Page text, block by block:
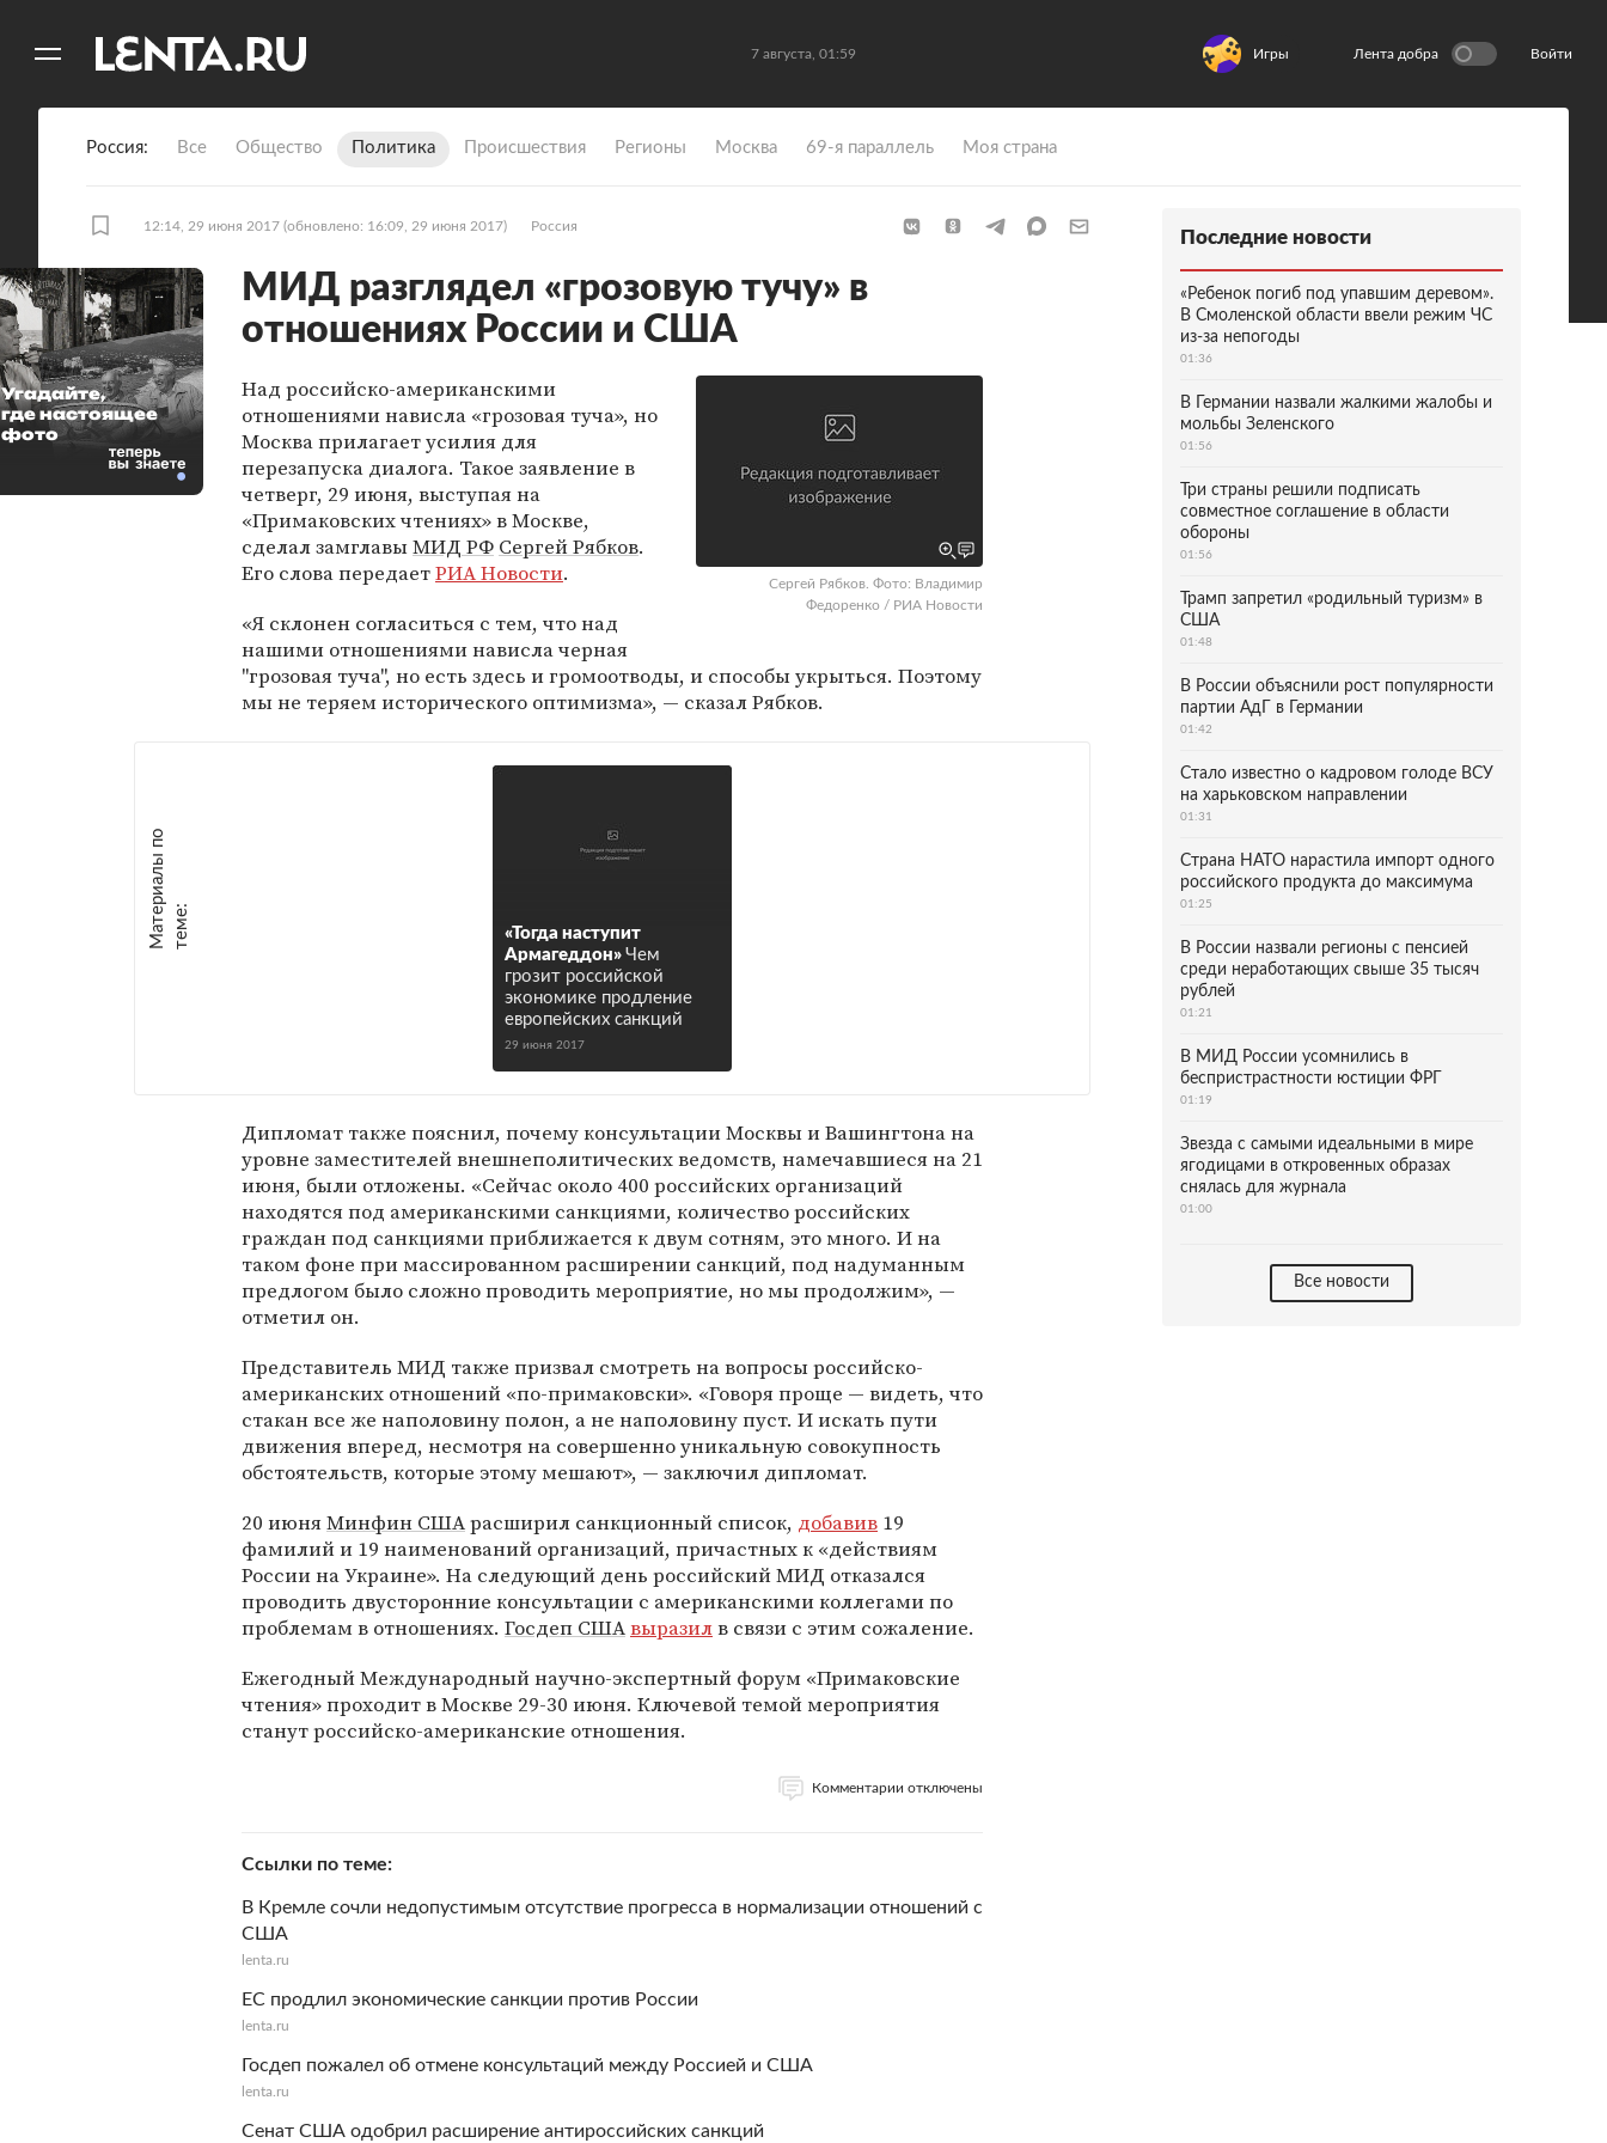
7 августа, 01:59 Игры Лента добра Войти
Россия Все Общество Политика Происшествия Регионы Москва 69-я параллель Моя страна
12:14, 29 июня 2017 (обновлено: 16:09, 29 июня 2017) Россия
МИД разглядел «грозовую тучу» в
отношениях России и США
Сергей Рябков. Фото: Владимир
Федоренко / РИА Новости
Над российско-американскими
отношениями нависла «грозовая туча», но
Москва прилагает усилия для
перезапуска диалога. Такое заявление в
четверг, 29 июня, выступая на
«Примаковских чтениях» в Москве,
сделал замглавыМИД РФ Сергей Рябков.
Его слова передаетРИА Новости.
«Я склонен согласиться с тем, что над
нашими отношениями нависла черная
"грозовая туча", но есть здесь и громоотводы, и способы укрыться. Поэтому
мы не теряем исторического оптимизма», — сказал Рябков.
М
а
т е
р
и
а
л
ы
п
о
т
е
м
е :
«Тогда наступит
Армагеддон» Чем
грозит российской
экономике продление
европейских санкций
29 июня 2017
Дипломат также пояснил, почему консультации Москвы и Вашингтона на
уровне заместителей внешнеполитических ведомств, намечавшиеся на 21
июня, были отложены. «Сейчас около 400 российских организаций
находятся под американскими санкциями, количество российских
граждан под санкциями приближается к двум сотням, это много. И на
таком фоне при массированном расширении санкций, под надуманным
предлогом было сложно проводить мероприятие, но мы продолжим», —
отметил он.
Представитель МИД также призвал смотреть на вопросы российско-
американских отношений «по-примаковски». «Говоря проще — видеть, что
стакан все же наполовину полон, а не наполовину пуст. И искать пути
движения вперед, несмотря на совершенно уникальную совокупность
обстоятельств, которые этому мешают», — заключил дипломат.
20 июняМинфин СШАрасширил санкционный список, добавив 19
фамилий и 19 наименований организаций, причастных к «действиям
России на Украине». На следующий день российский МИД отказался
проводить двусторонние консультации с американскими коллегами по
проблемам в отношениях. Госдеп СШАвыразилв связи с этим сожаление.
Ежегодный Международный научно-экспертный форум «Примаковские
чтения» проходит в Москве 29-30 июня. Ключевой темой мероприятия
станут российско-американские отношения.
Комментарии отключены
Ссылки по теме
В Кремле сочли недопустимым отсутствие прогресса в нормализации отношений с
США
lenta.ru
ЕС продлил экономические санкции против России
lenta.ru
Госдеп пожалел об отмене консультаций между Россией и США
lenta.ru
Сенат США одобрил расширение антироссийских санкций
Угадайте,
где настоящее
фото
Последние новости
«Ребенок погиб под упавшим деревом».
В Смоленской области ввели режим ЧС
из-за непогоды
01:36
В Германии назвали жалкими жалобы и
мольбы Зеленского
01:56
Три страны решили подписать
совместное соглашение в области
обороны
01:56
Трамп запретил «родильный туризм» в
США
01:48
В России объяснили рост популярности
партии АдГ в Германии
01:42
Стало известно о кадровом голоде ВСУ
на харьковском направлении
01:31
Страна НАТО нарастила импорт одного
российского продукта до максимума
01:25
В России назвали регионы с пенсией
среди неработающих свыше 35 тысяч
рублей
01:21
В МИД России усомнились в
беспристрастности юстиции ФРГ
01:19
Звезда с самыми идеальными в мире
ягодицами в откровенных образах
снялась для журнала
01:00
Все новости